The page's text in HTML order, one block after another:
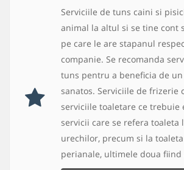
Serviciile de tuns caini si
animal la altul si se tine cont
pe care le are stapanul
companie. Se recomanda
tuns pentru a beneficia de
sanatos. Serviciile de frizerie
serviciile toaletare ce trebuie
servicii care se refera toaleta
urechilor, precum si la
perianale, ultimele doua